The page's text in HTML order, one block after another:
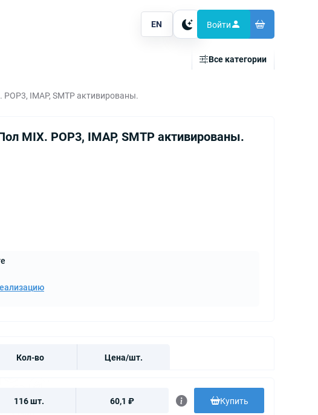
EN Тема Войти
Все категории
IMAP, SMTP активированы.
MIX. POP3, IMAP, SMTP активированы.
Кол-во Цена/шт.
116 шт. 60,1 ₽ Купить